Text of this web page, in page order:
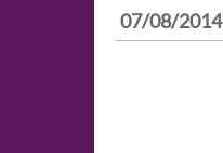
07/08/2014